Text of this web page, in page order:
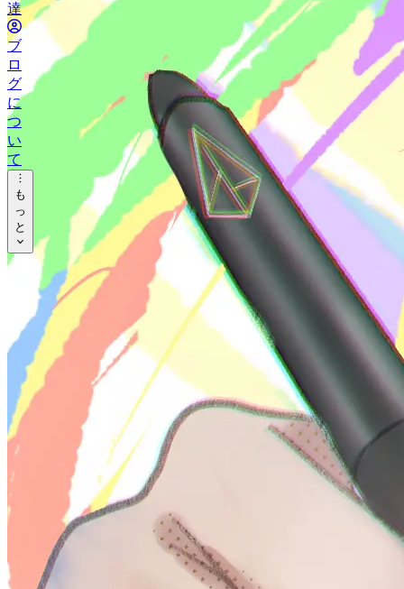
テ
ゴ
リ
ー
タ
グ
ア
ー
カ
イ
ブ
達
ブ
ロ
グ
に
つ
い
て
も
っ
と
音
オ
タ
活
録
更
履